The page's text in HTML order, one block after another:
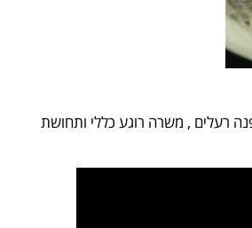
רעלים , משרה רוגע כללי ותחושת